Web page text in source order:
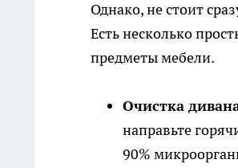
Однако, не стоит
Есть несколько
предметы мебели.
Очистка
направьте
90%